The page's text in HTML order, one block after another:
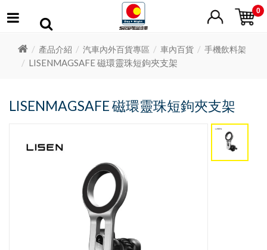
0
產品介紹 汽車內外百貨專區 車內百貨 手機飲料架
LISENMAGSAFE 磁環靈珠短鉤夾支架
LISENMAGSAFE 磁環靈珠短鉤夾支架